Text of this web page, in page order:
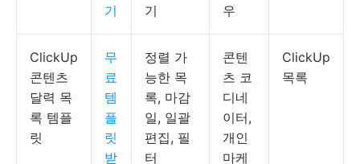
기
기
우
ClickUp
콘텐츠
달력 목
록 템플
릿
무
료
템
플
릿
받
정렬 가
능한 목
록, 마감
일, 일괄
편집, 필
터
콘텐
츠 코
디네
이터,
개인
마케
ClickUp
목록